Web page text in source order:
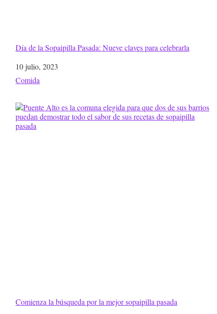
Día de la Sopaipilla Pasada: Nueve claves para celebrarla
Fecha
10 julio, 2023
Respecto a
Comida
Comienza la búsqueda por la mejor sopaipilla pasada